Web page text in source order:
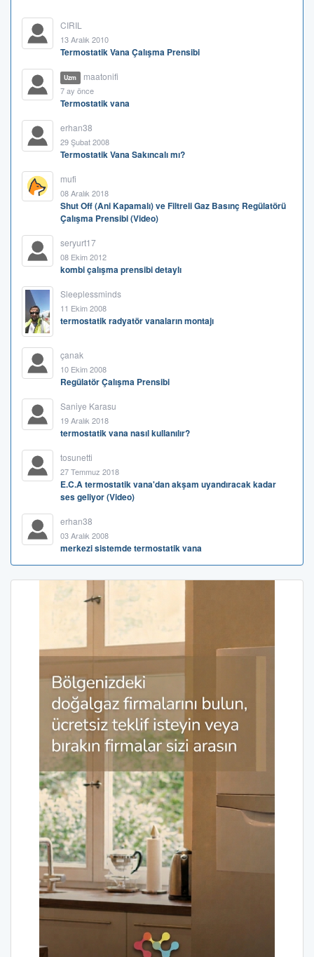
CIRIL
13 Aralık 2010
Termostatik Vana Çalışma Prensibi
Uzm maatonifi
7 ay önce
Termostatik vana
erhan38
29 Şubat 2008
Termostatik Vana Sakıncalı mı?
mufi
08 Aralık 2018
Shut Off (Ani Kapamalı) ve Filtreli Gaz Basınç Regülatörü
Çalışma Prensibi (Video)
seryurt17
08 Ekim 2012
kombi çalışma prensibi detaylı
Sleeplessminds
11 Ekim 2008
termostatik radyatör vanaların montajı
çanak
10 Ekim 2008
Regülatör Çalışma Prensibi
Saniye Karasu
19 Aralık 2018
termostatik vana nasıl kullanılır?
tosunetti
27 Temmuz 2018
E.C.A termostatik vana'dan akşam uyandıracak kadar
ses geliyor (Video)
erhan38
03 Aralık 2008
merkezi sistemde termostatik vana